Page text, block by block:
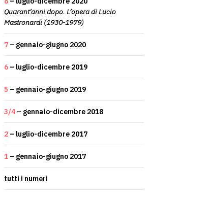
Quarant’anni dopo. L’opera di Lucio
Mastronardi (1930-1979)
7 – gennaio-giugno 2020
6 – luglio-dicembre 2019
5 – gennaio-giugno 2019
3/4 – gennaio-dicembre 2018
2 – luglio-dicembre 2017
1 – gennaio-giugno 2017
tutti i numeri